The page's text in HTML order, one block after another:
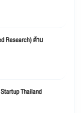
Research) ด้าน
Thailand